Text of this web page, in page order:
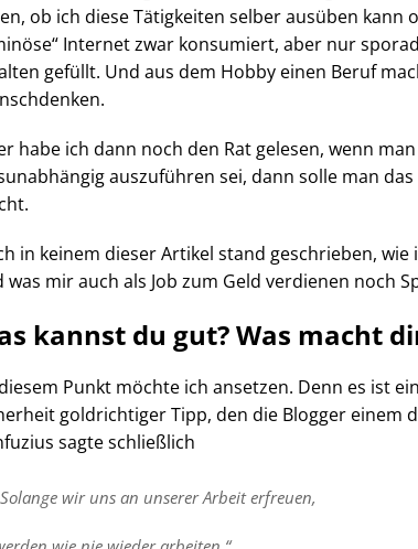
ob ich diese Tätigkeiten selber ausüben kann
Internet zwar konsumiert, aber nur
gefüllt. Und aus dem Hobby einen Beruf
habe ich dann noch den Rat gelesen, wenn
auszuführen sei, dann solle man
in keinem dieser Artikel stand geschrieben,
was mir auch als Job zum Geld verdienen noch
kannst du gut? Was macht
Punkt möchte ich ansetzen. Denn es ist
goldrichtiger Tipp, den die Blogger einem
sagte schließlich
wir uns an unserer Arbeit erfreuen,